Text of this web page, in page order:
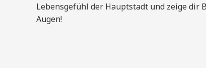
Lebensgefühl der Hauptstadt und zeige dir
Augen!